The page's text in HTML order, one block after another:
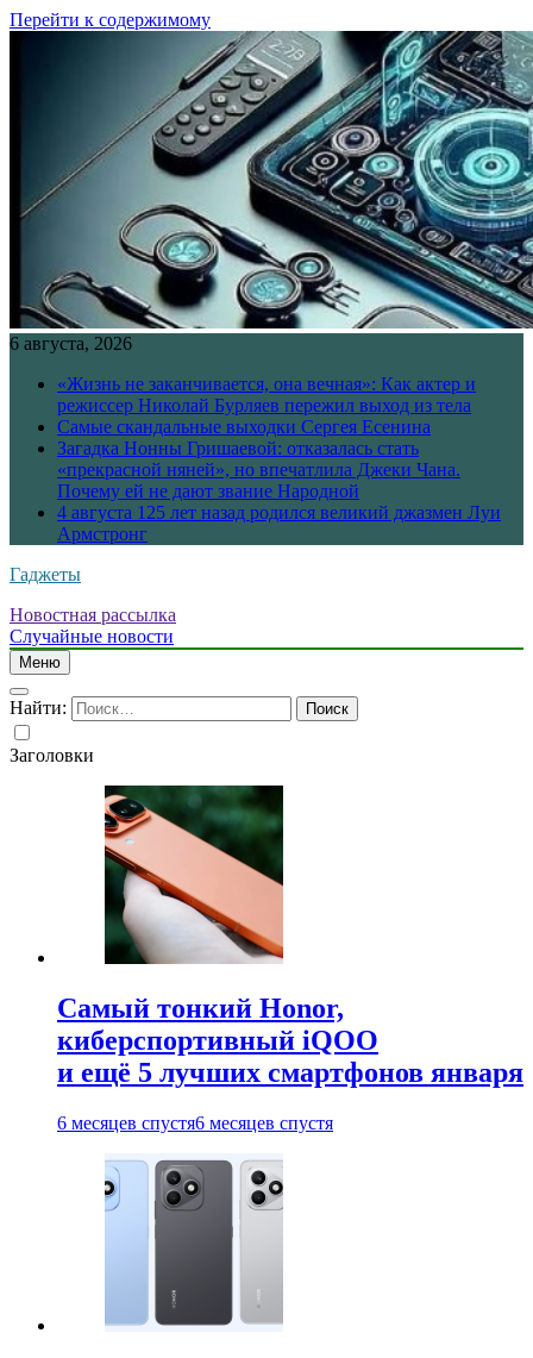
Перейти к содержимому
6 августа, 2026
«Жизнь не заканчивается, она вечная»: Как актер и
режиссер Николай Бурляев пережил выход из тела
Самые скандальные выходки Сергея Есенина
Загадка Нонны Гришаевой: отказалась стать
«прекрасной няней», но впечатлила Джеки Чана.
Почему ей не дают звание Народной
4 августа 125 лет назад родился великий джазмен Луи
Армстронг
Гаджеты
Новостная рассылка
Случайные новости
Меню
Найти:
Заголовки
Самый тонкий Honor,
киберспортивный iQOO
и ещё 5 лучших смартфонов января
6 месяцев спустя6 месяцев спустя